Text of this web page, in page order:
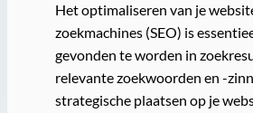
Het optimaliseren van je
zoekmachines (SEO) is
gevonden te worden in
relevante zoekwoorden en -
strategische plaatsen op je